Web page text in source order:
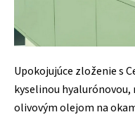
Upokojujúce zloženie s
kyselinou
olivovým olejom na